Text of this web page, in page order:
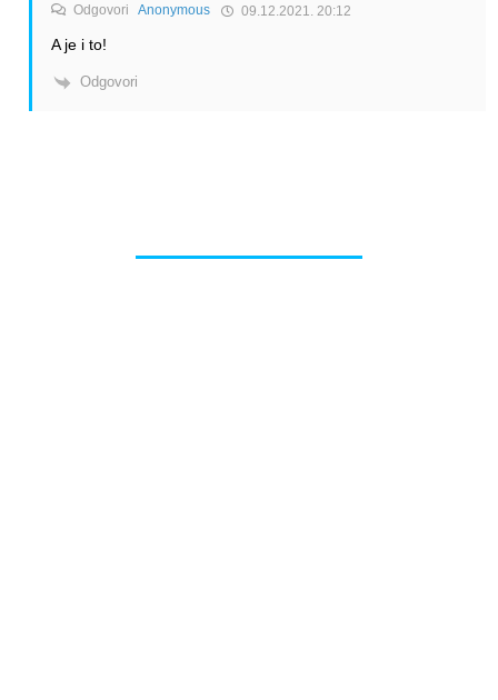
Odgovori Anonymous 09.12.2021. 20:12
A je i to!
Odgovori